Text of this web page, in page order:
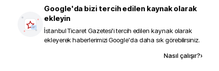
Google'da bizi tercih edilen kaynak olarak
ekleyin
İstanbul Ticaret Gazetesi'i tercih edilen kaynak olarak
ekleyerek haberlerimizi Google'da daha sık görebilirsiniz.
Nasıl çalışır?›